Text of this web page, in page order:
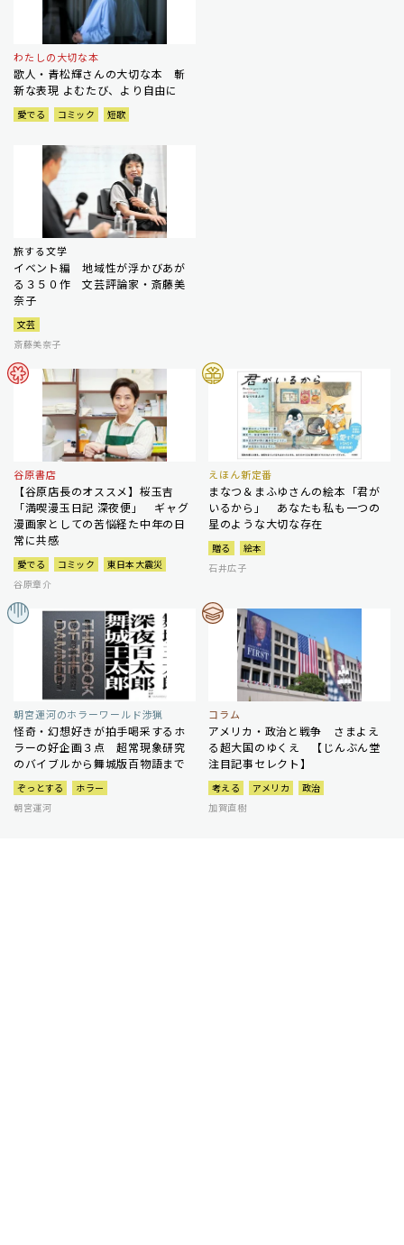
わたしの大切な本
歌人・青松輝さんの大切な本 斬
新な表現 よむたび、より自由に
愛でる コミック 短歌
旅する文学
イベント編 地域性が浮かびあが
る３５０作 文芸評論家・斎藤美
奈子
文芸
斎藤美奈子
谷原書店
【谷原店長のオススメ】桜玉吉
「満喫漫玉日記 深夜便」 ギャグ
漫画家としての苦悩経た中年の日
常に共感
愛でる コミック
東日本大震災
谷原章介
えほん新定番
まなつ＆まふゆさんの絵本「君が
いるから」 あなたも私も一つの
星のような大切な存在
贈る
絵本
石井広子
朝宮運河のホラーワールド渉猟
怪奇・幻想好きが拍手喝采するホ
ラーの好企画３点 超常現象研究
のバイブルから舞城版百物語まで
ぞっとする
ホラー
朝宮運河
コラム
アメリカ・政治と戦争 さまよえ
る超大国のゆくえ 【じんぶん堂
注目記事セレクト】
考える アメリカ
政治
加賀直樹